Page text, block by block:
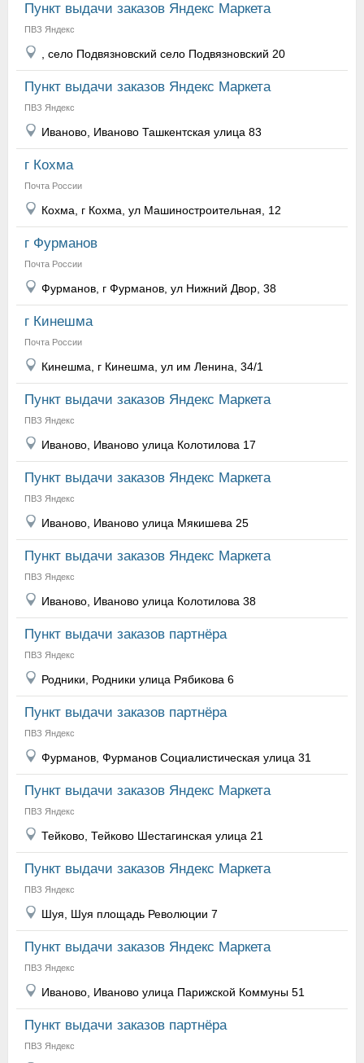
Пункт выдачи заказов Яндекс Маркета
ПВЗ Яндекс
, село Подвязновский село Подвязновский 20
Пункт выдачи заказов Яндекс Маркета
ПВЗ Яндекс
Иваново, Иваново Ташкентская улица 83
г Кохма
Почта России
Кохма, г Кохма, ул Машиностроительная, 12
г Фурманов
Почта России
Фурманов, г Фурманов, ул Нижний Двор, 38
г Кинешма
Почта России
Кинешма, г Кинешма, ул им Ленина, 34/1
Пункт выдачи заказов Яндекс Маркета
ПВЗ Яндекс
Иваново, Иваново улица Колотилова 17
Пункт выдачи заказов Яндекс Маркета
ПВЗ Яндекс
Иваново, Иваново улица Мякишева 25
Пункт выдачи заказов Яндекс Маркета
ПВЗ Яндекс
Иваново, Иваново улица Колотилова 38
Пункт выдачи заказов партнёра
ПВЗ Яндекс
Родники, Родники улица Рябикова 6
Пункт выдачи заказов партнёра
ПВЗ Яндекс
Фурманов, Фурманов Социалистическая улица 31
Пункт выдачи заказов Яндекс Маркета
ПВЗ Яндекс
Тейково, Тейково Шестагинская улица 21
Пункт выдачи заказов Яндекс Маркета
ПВЗ Яндекс
Шуя, Шуя площадь Революции 7
Пункт выдачи заказов Яндекс Маркета
ПВЗ Яндекс
Иваново, Иваново улица Парижской Коммуны 51
Пункт выдачи заказов партнёра
ПВЗ Яндекс